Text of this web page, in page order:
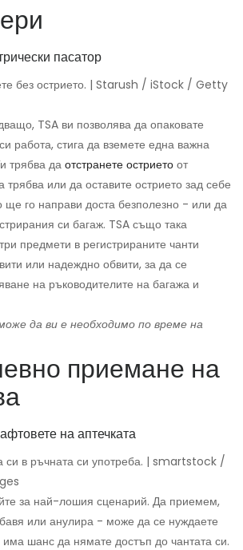
без острието. | Starush / iStock / Getty
TSA ви позволява да опаковате
работа, стига да вземете една важна
трябва да отстранете острието от
трябва или да оставите острието зад себе
ще го направи доста безполезно - или да
си багаж. TSA също така
предмети в регистрираните чанти
или надеждно обвити, за да се
на ръководителите на багажа и
да ви е необходимо по време на
приемане на
си в ръчната си употреба. | smartstock /
за най-лошия сценарий. Да приемем,
или анулира - може да се нуждаете
има шанс да нямате достъп до чантата си.